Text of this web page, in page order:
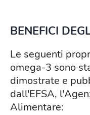
BENEFICI
Le seguenti
omega-3 sono
dimostrate e
dall'EFSA,
Alimentare: